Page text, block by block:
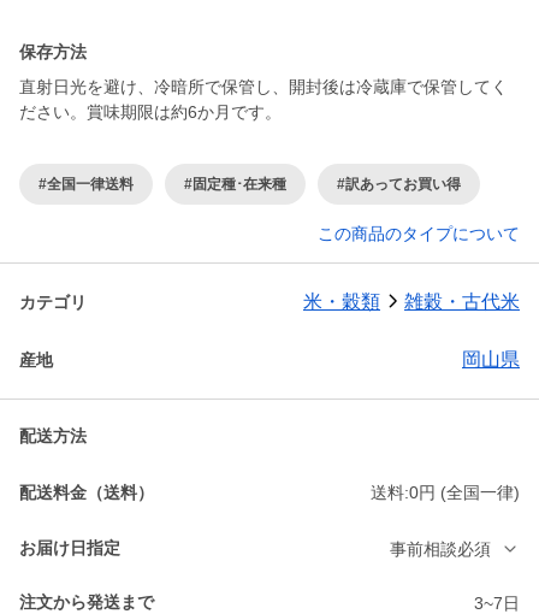
保存方法
直射日光を避け、冷暗所で保管し、開封後は冷蔵庫で保管してく
ださい。賞味期限は約6か月です。
#全国一律送料 #固定種･在来種 #訳あってお買い得
この商品のタイプについて
カテゴリ 米・穀類 雑穀・古代米
産地 岡山県
配送方法
配送料金（送料） 送料:0円 (全国一律)
お届け日指定 事前相談必須
注文から発送まで 3~7日